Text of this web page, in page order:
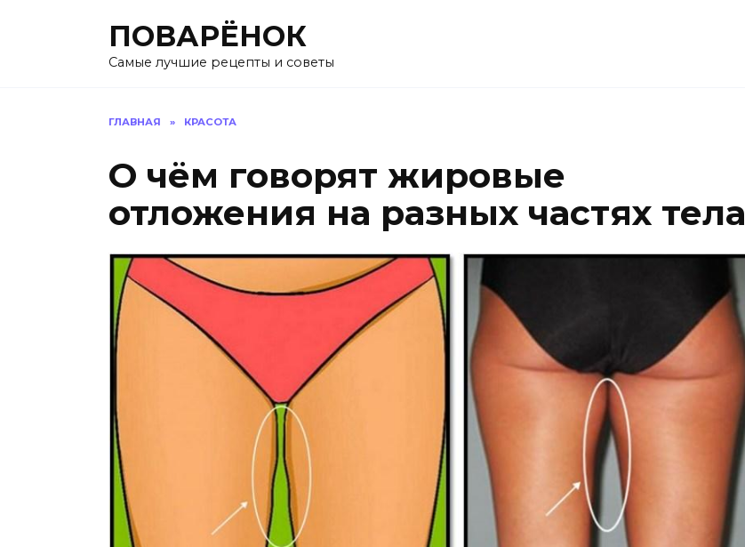
ПОВАРЁНОК
Самые лучшие рецепты и советы
ГЛАВНАЯ » КРАСОТА
О чём говорят жировые
отложения на разных частях тела